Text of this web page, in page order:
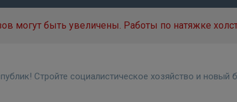
могут быть увеличены. Работы по натяжке
Стройте социалистическое хозяйство и новый